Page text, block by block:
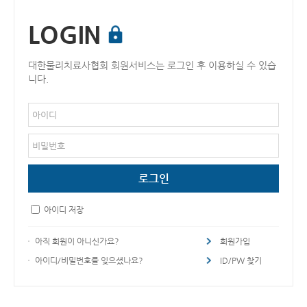
LOGIN
대한물리치료사협회 회원서비스는 로그인 후 이용하실 수 있습
니다.
아이디 저장
아직 회원이 아니신가요?
회원가입
아이디/비밀번호를 잊으셨나요?
ID/PW 찾기